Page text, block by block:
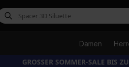
Damen
GROSSER SOMMER-SALE BIS